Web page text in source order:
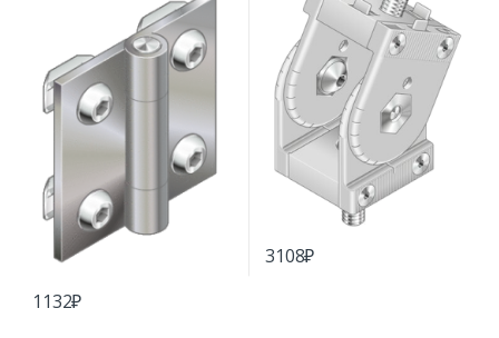
1132₽
3108₽